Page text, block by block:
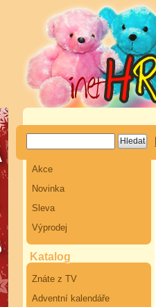
Akce
Novinka
Sleva
Výprodej
Katalog
Znáte z TV
Adventní kalendáře